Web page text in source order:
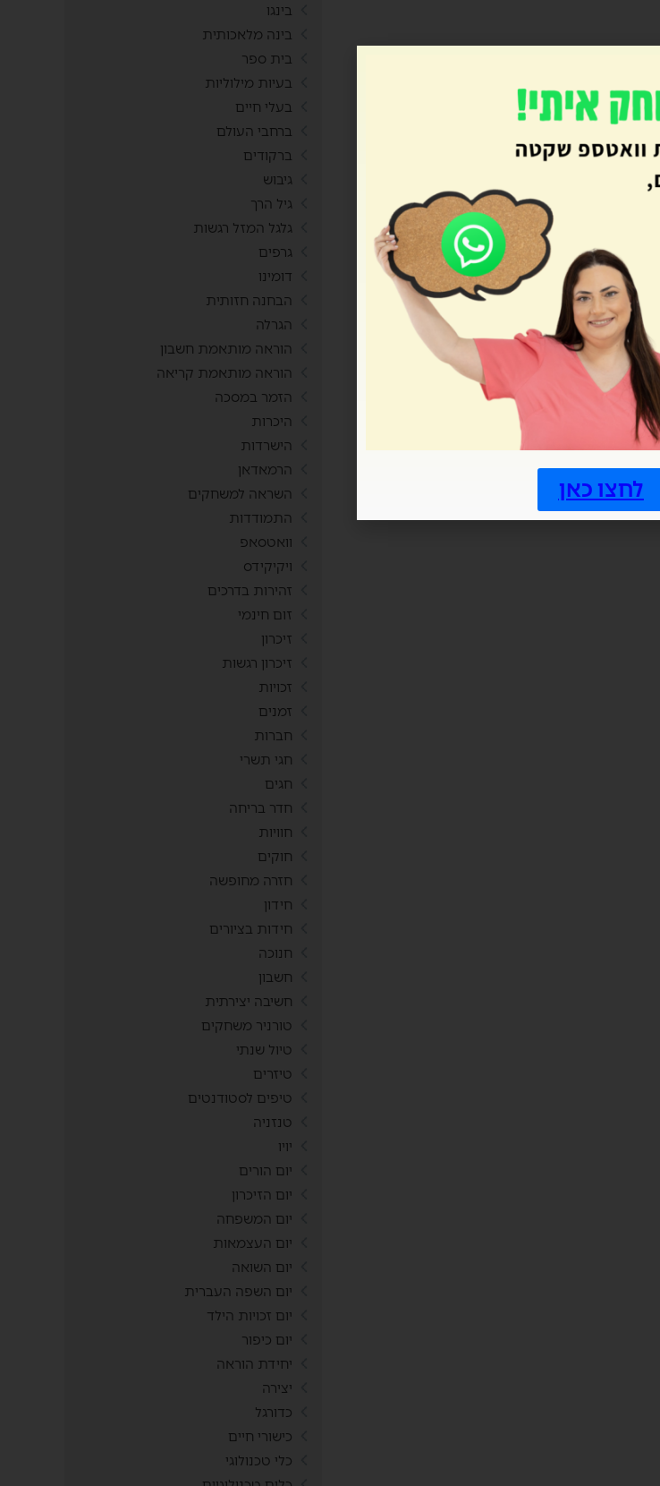
בינגו
בינה מלאכותית
בית ספר
בעיות מילוליות
בעלי חיים
ברחבי העולם
ברקודים
גיבוש
גיל הרך
גלגל המזל רגשות
גרפים
דומינו
הבחנה חזותית
הגרלה
הוראה מותאמת חשבון
הוראה מותאמת קריאה
הזמר במסכה
היכרות
הישרדות
הרמאדאן
השראה למשחקים
התמודדות
וואטסאפ
ויקיקידס
זהירות בדרכים
זום חינמי
זיכרון
זיכרון רגשות
זכויות
זמנים
חברות
חגי תשרי
חגים
חדר בריחה
חוויות
חוקים
חזרה מחופשה
חידון
חידות בציורים
חנוכה
חשבון
חשיבה יצירתית
טורניר משחקים
טיול שנתי
טיזרים
טיפים לסטודנטים
טנזניה
יויו
יום הורים
יום הזיכרון
יום המשפחה
יום העצמאות
יום השואה
יום השפה העברית
יום זכויות הילד
יום כיפור
יחידת הוראה
יצירה
כדורגל
כישורי חיים
כלי טכנולוגי
לחצו כאן